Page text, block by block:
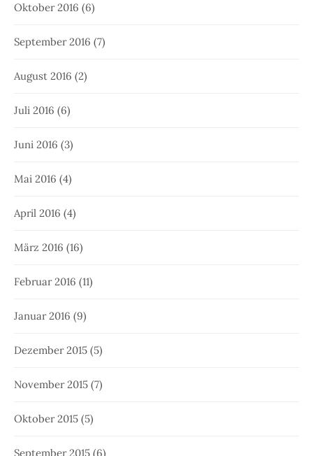
Oktober 2016 (6)
September 2016 (7)
August 2016 (2)
Juli 2016 (6)
Juni 2016 (3)
Mai 2016 (4)
April 2016 (4)
März 2016 (16)
Februar 2016 (11)
Januar 2016 (9)
Dezember 2015 (5)
November 2015 (7)
Oktober 2015 (5)
September 2015 (6)